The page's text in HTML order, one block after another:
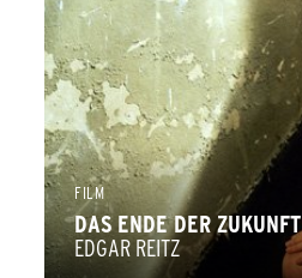
FILM
DAS ENDE DER ZUKUNFT
EDGAR REITZ